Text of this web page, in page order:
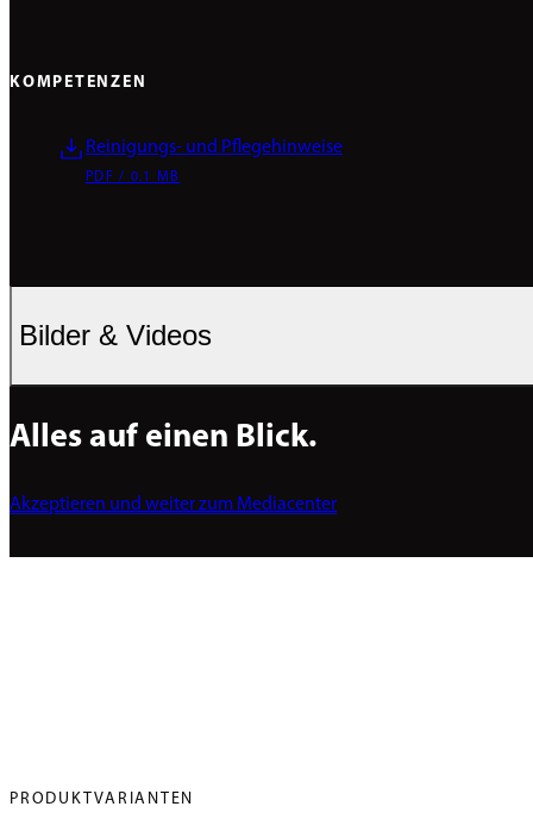
KOMPETENZEN
Reinigungs- und Pflegehinweise
PDF / 0.1 MB
Bilder & Videos
Alles auf einen Blick.
Akzeptieren und weiter zum Mediacenter
PRODUKTVARIANTEN